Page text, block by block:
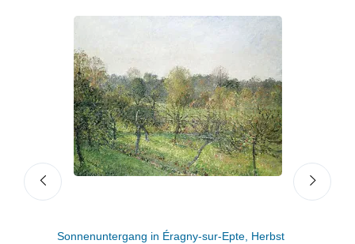
Sonnenuntergang in Éragny-sur-Epte, Herbst